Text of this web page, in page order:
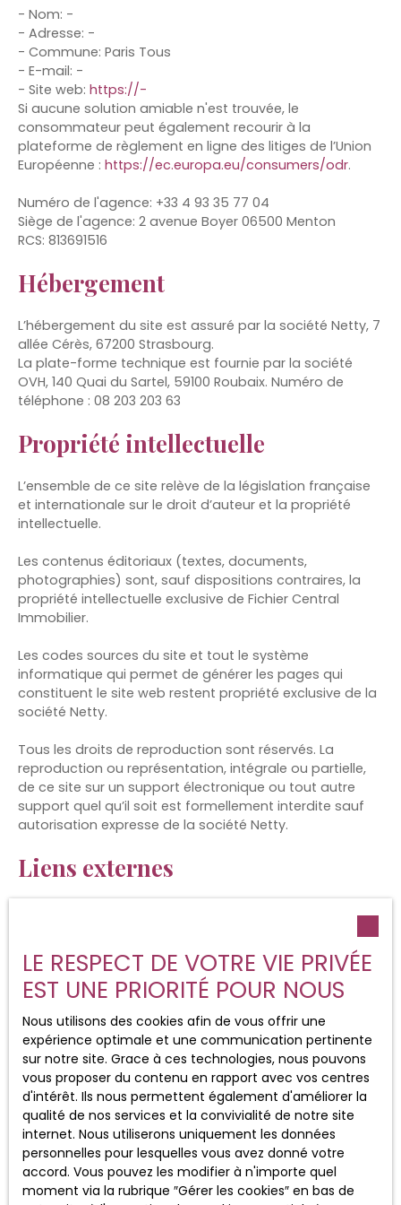
- Nom: -
- Adresse: -
- Commune: Paris Tous
- E-mail: -
- Site web: https://-
Si aucune solution amiable n'est trouvée, le
consommateur peut également recourir à la
plateforme de règlement en ligne des litiges de l’Union
Européenne : https://ec.europa.eu/consumers/odr.
Numéro de l'agence: +33 4 93 35 77 04
Siège de l'agence: 2 avenue Boyer 06500 Menton
RCS: 813691516
Hébergement
L’hébergement du site est assuré par la société Netty, 7
allée Cérès, 67200 Strasbourg.
La plate-forme technique est fournie par la société
OVH, 140 Quai du Sartel, 59100 Roubaix. Numéro de
téléphone : 08 203 203 63
Propriété intellectuelle
L’ensemble de ce site relève de la législation française
et internationale sur le droit d’auteur et la propriété
intellectuelle.
Les contenus éditoriaux (textes, documents,
photographies) sont, sauf dispositions contraires, la
propriété intellectuelle exclusive de Fichier Central
Immobilier.
Les codes sources du site et tout le système
informatique qui permet de générer les pages qui
constituent le site web restent propriété exclusive de la
société Netty.
Tous les droits de reproduction sont réservés. La
reproduction ou représentation, intégrale ou partielle,
de ce site sur un support électronique ou tout autre
support quel qu’il soit est formellement interdite sauf
autorisation expresse de la société Netty.
Liens externes
liens ne constituent, en aucun cas, une approbation ou
un partenariat entre Fichier Central Immobilier et les
sociétés éditrices des sites externes. Dès lors, l’éditeur
leurs contenus, leurs produits, leurs publicités ou tous
éléments ou services présentés. En outre, l’éditeur du
présent site ne garantit pas la qualité permanente et
continue du contenu de ces sites.
Force majeure
La responsabilité de l’éditeur du site ne pourra être
engagée en cas de force majeure ou de faits
LE RESPECT DE VOTRE VIE PRIVÉE
EST UNE PRIORITÉ POUR NOUS
Nous utilisons des cookies afin de vous offrir une
expérience optimale et une communication pertinente
sur notre site. Grace à ces technologies, nous pouvons
vous proposer du contenu en rapport avec vos centres
d'intérêt. Ils nous permettent également d'améliorer la
qualité de nos services et la convivialité de notre site
internet. Nous utiliserons uniquement les données
personnelles pour lesquelles vous avez donné votre
accord. Vous pouvez les modifier à n'importe quel
moment via la rubrique ″Gérer les cookies″ en bas de